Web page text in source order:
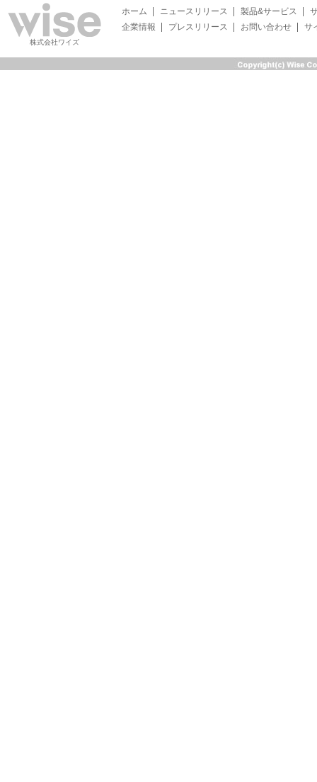
株式会社ワイズ
ホーム ニュースリリース 製品&サービス
企業情報
プレスリリース お問い合わせ サ